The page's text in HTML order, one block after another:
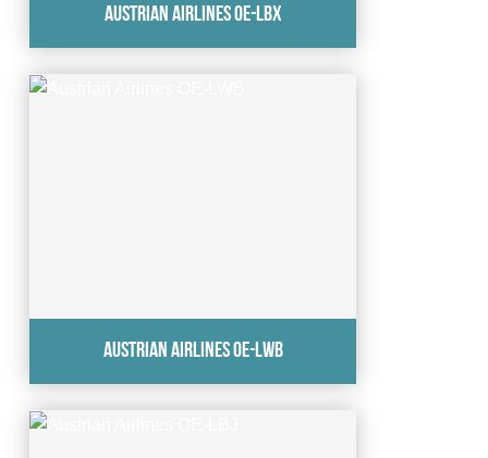
Austrian Airlines OE-LBX
Austrian Airlines OE-LWB